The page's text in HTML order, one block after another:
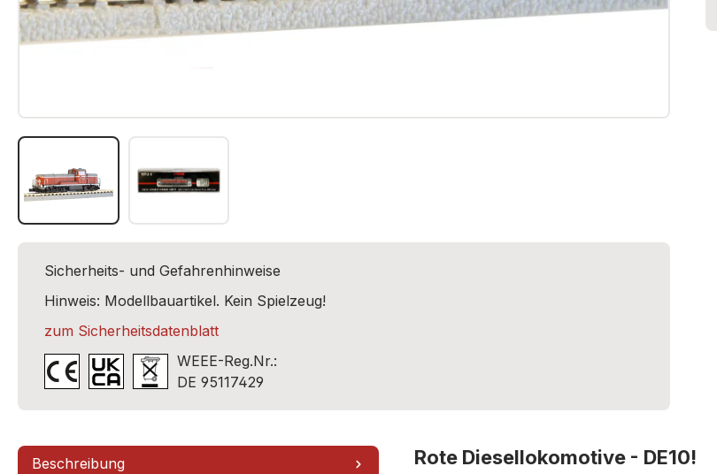
Sicherheits- und Gefahrenhinweise
Hinweis: Modellbauartikel. Kein Spielzeug!
zum Sicherheitsdatenblatt
WEEE-Reg.Nr.:
DE 95117429
Beschreibung Rote Diesellokomotive - DE10!